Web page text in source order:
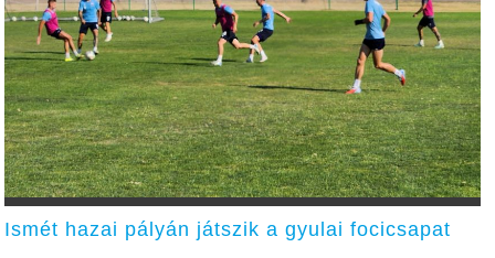
Ismét hazai pályán játszik a gyulai focicsapat